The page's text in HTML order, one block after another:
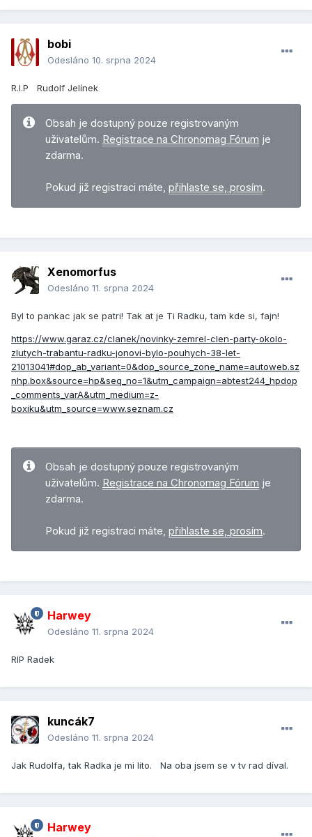
bobi
Odesláno 10. srpna 2024
R.I.P Rudolf Jelínek
Obsah je dostupný pouze registrovaným
uživatelům. Registrace na Chronomag Fórum je
zdarma.
Pokud již registraci máte, přihlaste se, prosím.
Xenomorfus
Odesláno 11. srpna 2024
Byl to pankac jak se patri! Tak at je Ti Radku, tam kde si, fajn!
https://www.garaz.cz/clanek/novinky-zemrel-clen-party-okolo-
zlutych-trabantu-radku-jonovi-bylo-pouhych-38-let-
21013041#dop_ab_variant=0&dop_source_zone_name=autoweb.sz
nhp.box&source=hp&seq_no=1&utm_campaign=abtest244_hpdop
_comments_varA&utm_medium=z-
boxiku&utm_source=www.seznam.cz
Obsah je dostupný pouze registrovaným
uživatelům. Registrace na Chronomag Fórum je
zdarma.
Pokud již registraci máte, přihlaste se, prosím.
Harwey
Odesláno 11. srpna 2024
RIP Radek
kuncák7
Odesláno 11. srpna 2024
Jak Rudolfa, tak Radka je mi lito. Na oba jsem se v tv rad díval.
Harwey